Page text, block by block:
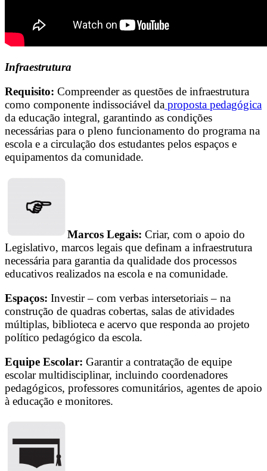
Infraestrutura
Requisito: Compreender as questões de infraestrutura
como componente indissociável da proposta pedagógica
da educação integral, garantindo as condições
necessárias para o pleno funcionamento do programa na
escola e a circulação dos estudantes pelos espaços e
equipamentos da comunidade.
Marcos Legais: Criar, com o apoio do
Legislativo, marcos legais que definam a infraestrutura
necessária para garantia da qualidade dos processos
educativos realizados na escola e na comunidade.
Espaços: Investir – com verbas intersetoriais – na
construção de quadras cobertas, salas de atividades
múltiplas, biblioteca e acervo que responda ao projeto
político pedagógico da escola.
Equipe Escolar: Garantir a contratação de equipe
escolar multidisciplinar, incluindo coordenadores
pedagógicos, professores comunitários, agentes de apoio
à educação e monitores.